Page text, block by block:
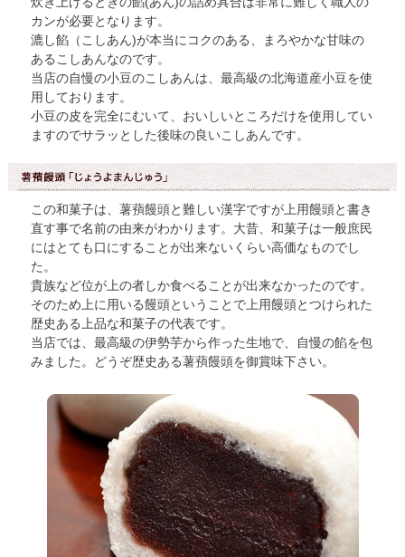
カンが必要となります。
漉し餡（こしあん)が本当にコクのある、まろやかな甘味の
あるこしあんなのです。
当店の自慢の小豆のこしあんは、最高級の北海道産小豆を使
用しております。
小豆の皮を完全にむいて、おいしいところだけを使用してい
ますのでサラッとした後味の良いこしあんです。
この和菓子は、薯蕷饅頭と難しい漢字ですが上用饅頭と書き
直す事で名前の由来がわかります。大昔、和菓子は一般庶民
にはとても口にすることが出来ないくらい高価なものでし
た。
貴族など位が上の者しか食べることが出来なかったのです。
そのため上に用いる饅頭ということで上用饅頭とつけられた
歴史ある上品な和菓子の代表です。
当店では、最高級の伊勢芋から作った生地で、自慢の餡を包
みました。どうぞ歴史ある薯蕷饅頭を御賞味下さい。